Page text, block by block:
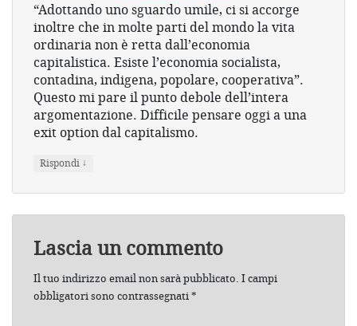
“Adottando uno sguardo umile, ci si accorge
inoltre che in molte parti del mondo la vita
ordinaria non è retta dall’economia
capitalistica. Esiste l’economia socialista,
contadina, indigena, popolare, cooperativa”.
Questo mi pare il punto debole dell’intera
argomentazione. Difficile pensare oggi a una
exit option dal capitalismo.
Rispondi ↓
Lascia un commento
Il tuo indirizzo email non sarà pubblicato. I campi
obbligatori sono contrassegnati*